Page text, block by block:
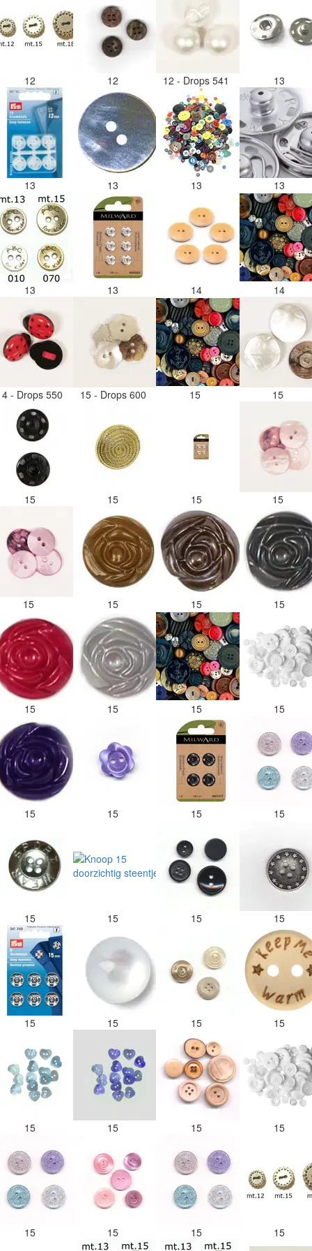
12 12 12 - Drops 541 13
13 13 13 13
13 13 14 14
- Drops 550 15 - Drops 600 15 15
15 15 15 15
15 15 15 15
15 15 15 15
15 15 15 15
15 15 15 15
15 15 15 15
15 15 15 15
15 15 15 15